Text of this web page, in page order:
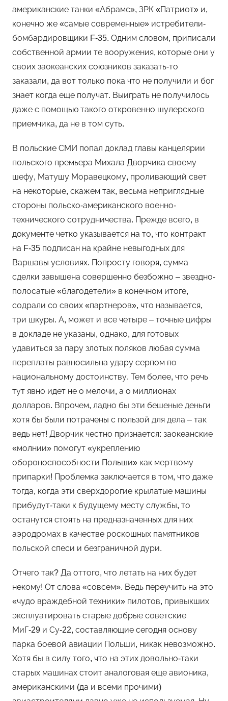
американские танки «Абрамс», ЗРК «Патриот» и,
конечно же «самые современные» истребители-
бомбардировщики F-35. Одним словом, приписали
собственной армии те вооружения, которые они у
своих заокеанских союзников заказать-то
заказали, да вот только пока что не получили и бог
знает когда еще получат. Выиграть не получилось
даже с помощью такого откровенно шулерского
приемчика, да не в том суть.
В польские СМИ попал доклад главы канцелярии
польского премьера Михала Дворчика своему
шефу, Матушу Моравецкому, проливающий свет
на некоторые, скажем так, весьма неприглядные
стороны польско-американского военно-
технического сотрудничества. Прежде всего, в
документе четко указывается на то, что контракт
на F-35 подписан на крайне невыгодных для
Варшавы условиях. Попросту говоря, сумма
сделки завышена совершенно безбожно – звездно-
полосатые «благодетели» в конечном итоге,
содрали со своих «партнеров», что называется,
три шкуры. А, может и все четыре – точные цифры
в докладе не указаны, однако, для готовых
удавиться за пару злотых поляков любая сумма
переплаты равносильна удару серпом по
национальному достоинству. Тем более, что речь
тут явно идет не о мелочи, а о миллионах
долларов. Впрочем, ладно бы эти бешеные деньги
хотя бы были потрачены с пользой для дела – так
ведь нет! Дворчик честно признается: заокеанские
«молнии» помогут «укреплению
обороноспособности Польши» как мертвому
припарки! Проблемка заключается в том, что даже
тогда, когда эти сверхдорогие крылатые машины
прибудут-таки к будущему месту службы, то
останутся стоять на предназначенных для них
аэродромах в качестве роскошных памятников
польской спеси и безграничной дури.
Отчего так? Да оттого, что летать на них будет
некому! От слова «совсем». Ведь переучить на это
«чудо враждебной техники» пилотов, привыкших
эксплуатировать старые добрые советские
МиГ-29 и Су-22, составляющие сегодня основу
парка боевой авиации Польши, никак невозможно.
Хотя бы в силу того, что на этих довольно-таки
старых машинах стоит аналоговая еще авионика,
американскими (да и всеми прочими)